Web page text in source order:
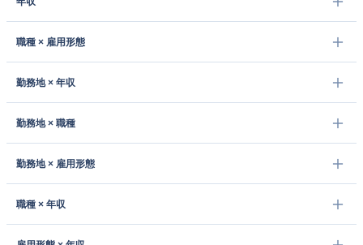
職種 × 雇用形態
勤務地 × 年収
勤務地 × 職種
勤務地 × 雇用形態
職種 × 年収